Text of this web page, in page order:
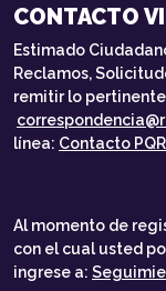
CONTACTO
Estimado
Reclamos,
remitir lo
línea: Contacto
Al momento de
con el cual usted
ingrese a: